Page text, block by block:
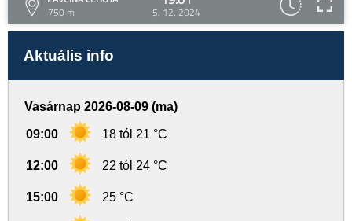
750 m
5. 12. 2024
Aktuális info
Vasárnap 2026-08-09 (ma)
09:00 18 tól 21 °C
12:00 22 tól 24 °C
15:00 25 °C